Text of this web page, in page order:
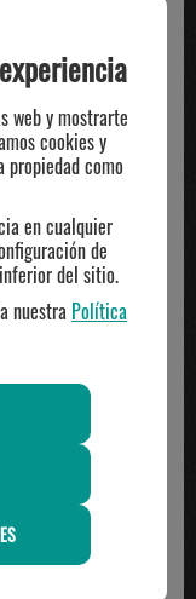
trainning hombre
web y mostrarte
cookies y
como
en cualquier
de
del sitio.
nuestra Política